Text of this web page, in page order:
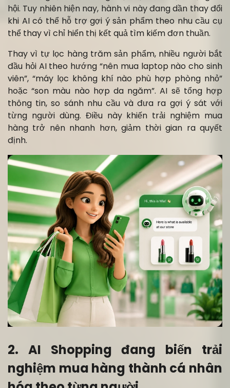
hội. Tuy nhiên hiện nay, hành vi này đang dần thay đổi
khi AI có thể hỗ trợ gợi ý sản phẩm theo nhu cầu cụ
thể thay vì chỉ hiển thị kết quả tìm kiếm đơn thuần.
Thay vì tự lọc hàng trăm sản phẩm, nhiều người bắt
đầu hỏi AI theo hướng “nên mua laptop nào cho sinh
viên”, “máy lọc không khí nào phù hợp phòng nhỏ”
hoặc “son màu nào hợp da ngăm”. AI sẽ tổng hợp
thông tin, so sánh nhu cầu và đưa ra gợi ý sát với
từng người dùng. Điều này khiến trải nghiệm mua
hàng trở nên nhanh hơn, giảm thời gian ra quyết
định.
2. AI Shopping đang biến trải
nghiệm mua hàng thành cá nhân